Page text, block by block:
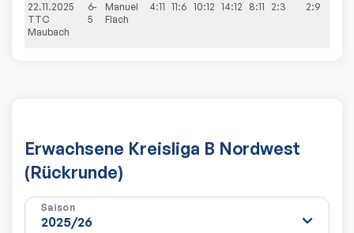
22.11.2025
TTC
Maubach
6-
5
Manuel
Flach
4:11 11:6 10:12 14:12 8:11 2:3 2:9
Erwachsene Kreisliga B Nordwest
(Rückrunde)
Saison